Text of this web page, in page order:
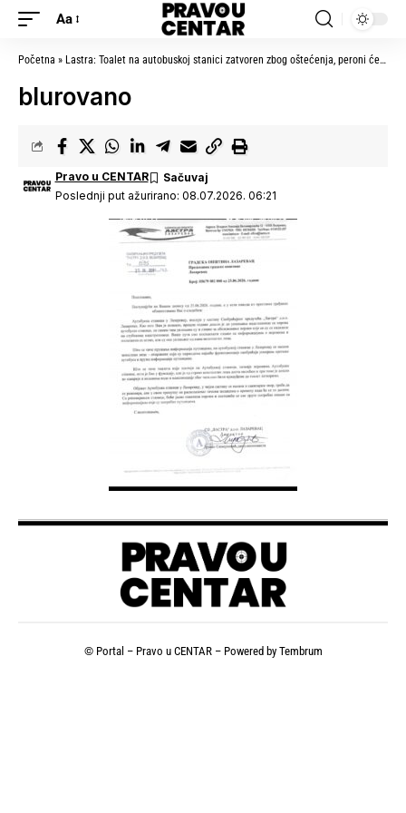
Aa
Početna » Lastra: Toalet na autobuskoj stanici zatvoren zbog oštećenja, peroni će biti označeni posle renoviranja
blurovano
Poslednji put ažurirano: 08.07.2026. 06:21
Pravo u CENTAR
© Portal – Pravo u CENTAR – Powered by Tembrum